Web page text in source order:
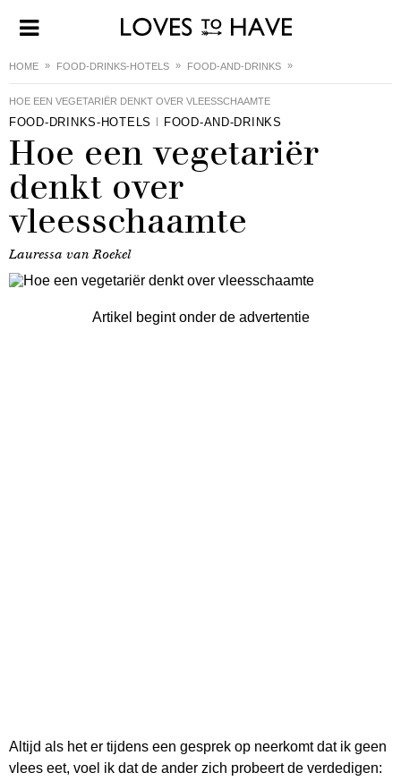
HOME FOOD-DRINKS-HOTELS FOOD-AND-DRINKS
HOE EEN VEGETARIËR DENKT OVER VLEESSCHAAMTE
FOOD-DRINKS-HOTELS FOOD-AND-DRINKS
Hoe een vegetariër
denkt over
vleesschaamte
Lauressa van Roekel
Artikel begint onder de advertentie
Altijd als het er tijdens een gesprek op neerkomt dat ik geen
vlees eet, voel ik dat de ander zich probeert de verdedigen: